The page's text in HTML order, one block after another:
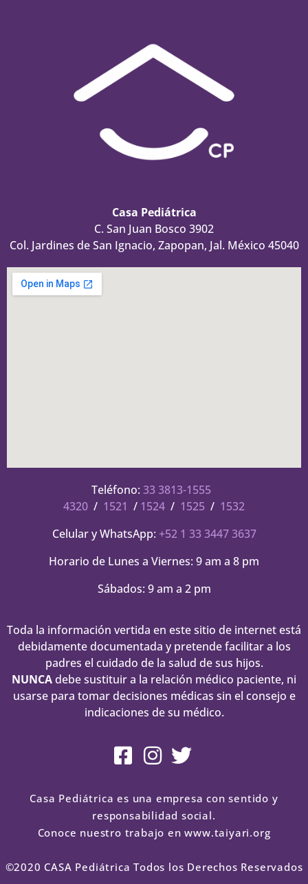
Casa Pediátrica
C. San Juan Bosco 3902
Col. Jardines de San Ignacio, Zapopan, Jal. México 45040
Teléfono: 33 3813-1555
4320 / 1521 / 1524 / 1525 / 1532
Celular y WhatsApp: +52 1 33 3447 3637
Horario de Lunes a Viernes: 9 am a 8 pm
Sábados: 9 am a 2 pm
Toda la información vertida en este sitio de internet está
debidamente documentada y pretende facilitar a los
padres el cuidado de la salud de sus hijos.
NUNCAdebe sustituir a la relación médico paciente, ni
usarse para tomar decisiones médicas sin el consejo e
indicaciones de su médico.
Casa Pediátrica es una empresa con sentido y
responsabilidad social.
Conoce nuestro trabajo en www.taiyari.org
©2020 CASA Pediátrica Todos los Derechos Reservados